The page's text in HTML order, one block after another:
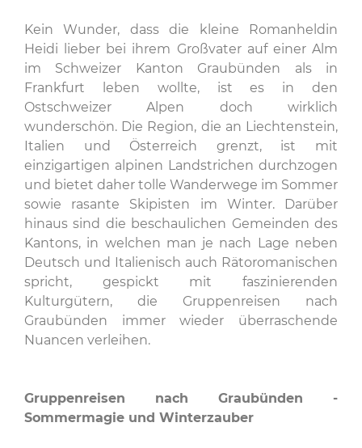
Kein Wunder, dass die kleine Romanheldin
Heidi lieber bei ihrem Großvater auf einer Alm
im Schweizer Kanton Graubünden als in
Frankfurt leben wollte, ist es in den
Ostschweizer Alpen doch wirklich
wunderschön. Die Region, die an Liechtenstein,
Italien und Österreich grenzt, ist mit
einzigartigen alpinen Landstrichen durchzogen
und bietet daher tolle Wanderwege im Sommer
sowie rasante Skipisten im Winter. Darüber
hinaus sind die beschaulichen Gemeinden des
Kantons, in welchen man je nach Lage neben
Deutsch und Italienisch auch Rätoromanischen
spricht, gespickt mit faszinierenden
Kulturgütern, die Gruppenreisen nach
Graubünden immer wieder überraschende
Nuancen verleihen.
Gruppenreisen nach Graubünden -
Sommermagie und Winterzauber